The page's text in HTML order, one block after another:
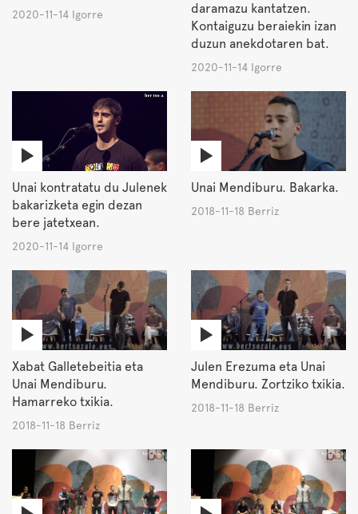
2020-11-14 Igorre
daramazu kantatzen.
Kontaiguzu beraiekin izan
duzun anekdotaren bat.
2020-11-14 Igorre
Unai kontratatu du Julenek
bakarizketa egin dezan
bere jatetxean.
2020-11-14 Igorre
Unai Mendiburu. Bakarka.
2018-11-18 Berriz
Xabat Galletebeitia eta
Unai Mendiburu.
Hamarreko txikia.
2018-11-18 Berriz
Julen Erezuma eta Unai
Mendiburu. Zortziko txikia.
2018-11-18 Berriz